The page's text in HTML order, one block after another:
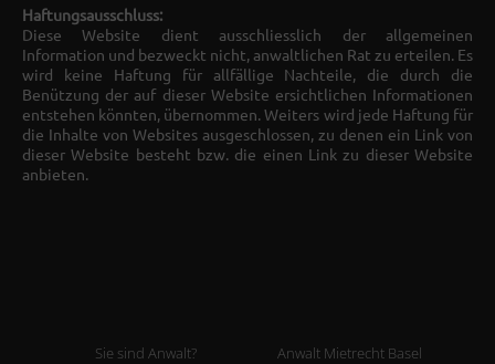
Haftungsausschluss:
Diese Website dient ausschliesslich der allgemeinen
Information und bezweckt nicht, anwaltlichen Rat zu erteilen. Es
wird keine Haftung für allfällige Nachteile, die durch die
Benützung der auf dieser Website ersichtlichen Informationen
entstehen könnten, übernommen. Weiters wird jede Haftung für
die Inhalte von Websites ausgeschlossen, zu denen ein Link von
dieser Website besteht bzw. die einen Link zu dieser Website
anbieten.
Sie sind Anwalt?
Anwalt Mietrecht Basel